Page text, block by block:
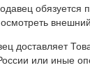
обязуется
доставляет
или иные